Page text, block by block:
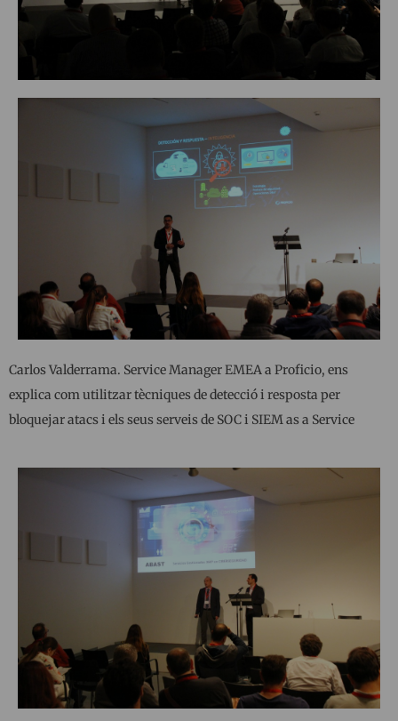
Carlos Valderrama. Service Manager EMEA a Proficio, ens
explica com utilitzar tècniques de detecció i resposta per
bloquejar atacs i els seus serveis de SOC i SIEM as a Service